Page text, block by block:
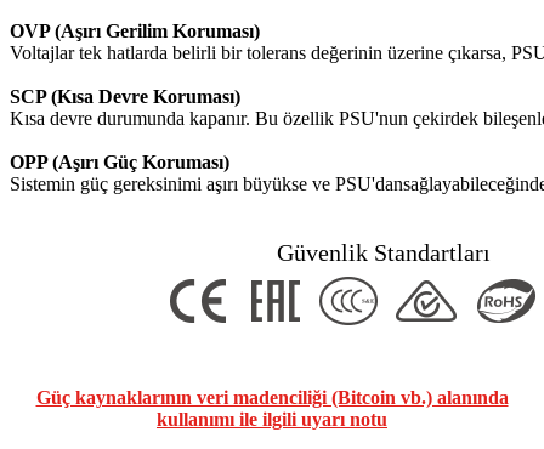
OVP (Aşırı Gerilim Koruması)
Voltajlar tek hatlarda belirli bir tolerans değerinin üzerine çıkarsa,
SCP (Kısa Devre Koruması)
Kısa devre durumunda kapanır. Bu özellik PSU'nun çekirdek
OPP (Aşırı Güç Koruması)
Sistemin güç gereksinimi aşırı büyükse ve
Güvenlik Standartları
Güç kaynaklarının veri madenciliği (Bitcoin vb.) alanında
kullanımı ile ilgili uyarı notu